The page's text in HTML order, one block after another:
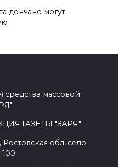
дончане могут
средства массовой
ГАЗЕТЫ "ЗАРЯ"
обл, село